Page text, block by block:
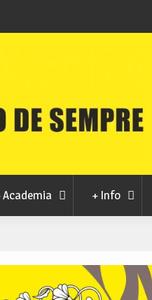
a Penamacor
Academia + Info